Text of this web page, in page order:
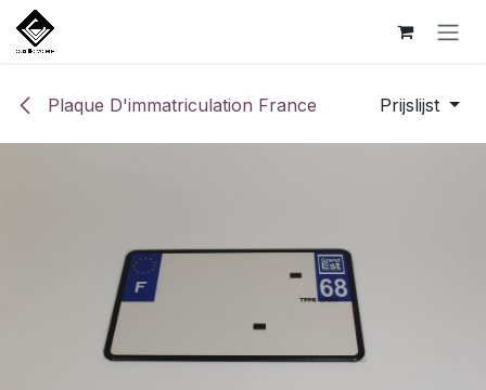
Overslaan naar inhoud
Plaque D'immatriculation France Prijslijst